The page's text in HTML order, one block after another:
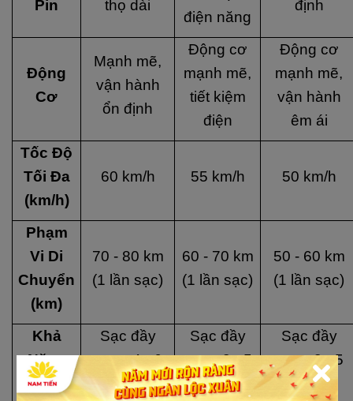
Pin
thọ dài
điện năng
định
Động
Cơ
Mạnh mẽ,
vận hành
ổn định
Động cơ
mạnh mẽ,
tiết kiệm
điện
Động cơ
mạnh mẽ,
vận hành
êm ái
Tốc Độ
Tối Đa
(km/h)
60 km/h 55 km/h 50 km/h
Phạm
Vi Di
Chuyển
(km)
70 - 80 km
(1 lần sạc)
60 - 70 km
(1 lần sạc)
50 - 60 km
(1 lần sạc)
Khả
Năng
Sạc
Sạc đầy
trong 4 - 6
giờ
Sạc đầy
trong 3 - 5
giờ
Sạc đầy
trong 3 - 5
giờ